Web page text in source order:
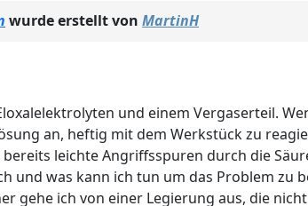
wurde erstellt von MartinH
und einem Vergaserteil.
an, heftig mit dem Werkstück zu
leichte Angriffsspuren durch die
und was kann ich tun um das Problem zu
gehe ich von einer Legierung aus, die